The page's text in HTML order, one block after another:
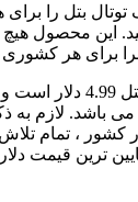
بتل را برای
این محصول
برای هر کشوری
قیمت استارتر پک
باشد. لازم به
کشور ، تمام
ترین قیمت